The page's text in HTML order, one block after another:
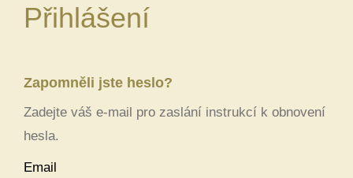
Přihlášení
Zapomněli jste heslo?
Zadejte váš e-mail pro zaslání instrukcí k obnovení
hesla.
Email